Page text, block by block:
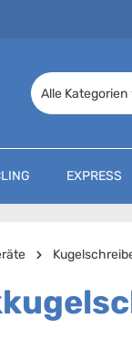
Alle Kategorien
EXPRESS